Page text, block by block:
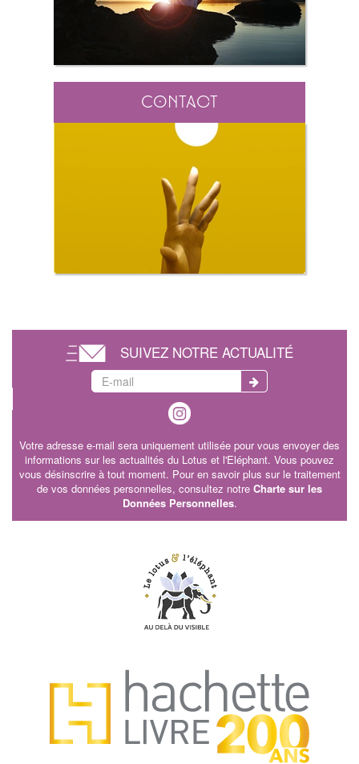
Contact
SUIVEZ NOTRE ACTUALITÉ
Votre adresse e-mail sera uniquement utilisée pour vous envoyer des
informations sur les actualités du Lotus et l'Eléphant. Vous pouvez
vous désinscrire à tout moment. Pour en savoir plus sur le traitement
de vos données personnelles, consultez notre Charte sur les
Données Personnelles.